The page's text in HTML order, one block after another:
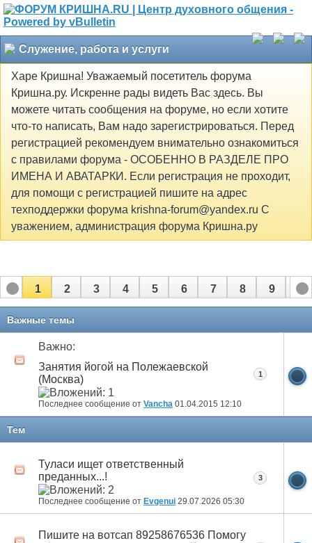
Служение, работа и услуги
Харе Кришна! Уважаемый посетитель форума
Кришна.ру. Искренне рады видеть Вас здесь. Вы
можете читать сообщения на форуме, но если хотите
что-то написать, Вам надо зарегистрироваться. Перед
регистрацией рекомендуем внимательно ознакомиться
с правилами форума - ОСОБЕННО В РАЗДЕЛЕ ПРО
ИМЕНА И АВАТАРКИ. Если регистрация не проходит,
для помощи с регистрацией пишите на адрес
техподдержки форума krishna-forum@yandex.ru С
уважением, администрация форума Кришна.ру
1 2 3 4 5 6 7 8 9 10
11 12
Важные темы
Важно:
Занятия йогой на Полежаевской
(Москва)
Последнее сообщение от Vancha 01.04.2015 12:10
1
Тем
Туласи ищет ответственный
преданных...!
Последнее сообщение от Evgenui 29.07.2026 05:30
3
Пишите на вотсап 89258676536 Помогу